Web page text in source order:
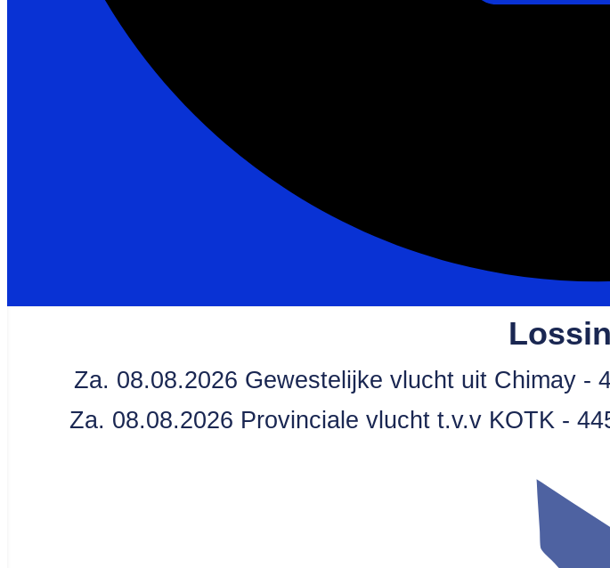
Za. 08.08.2026 Gewestelijke vlucht uit Chimay -
Za. 08.08.2026 Provinciale vlucht t.v.v KOTK -